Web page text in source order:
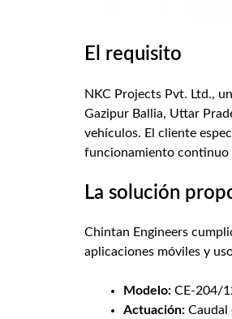
El requisito
NKC Projects Pvt. Ltd.,
Gazipur Ballia, Uttar
vehículos. El cliente
funcionamiento continuo
La solución
Chintan Engineers
aplicaciones móviles y
Modelo: CE-204/
Actuación: Caudal